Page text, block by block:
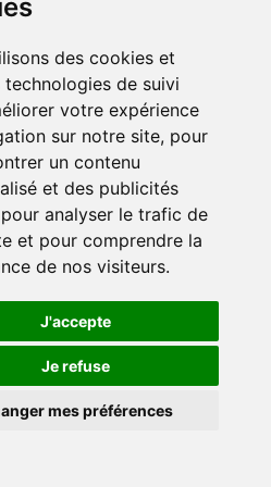
des cookies et
de suivi
votre expérience
sur notre site, pour
un contenu
et des publicités
analyser le trafic de
et pour comprendre la
de nos visiteurs.
J'accepte
Je refuse
mes préférences